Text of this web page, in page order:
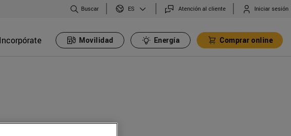
Buscar ES Atención al cliente Iniciar sesión
Incorpórate Movilidad Energía Comprar online